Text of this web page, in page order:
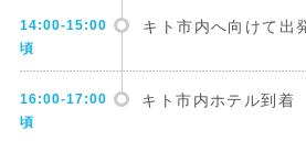
14:00-15:00
頃
キト市内へ向けて出
16:00-17:00
頃
キト市内ホテル到着